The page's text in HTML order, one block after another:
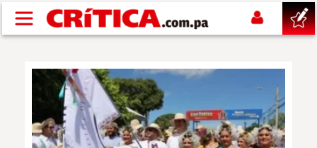
Pasar al contenido principal
NACIONAL